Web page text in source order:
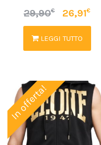
29,90€ 26,91€
LEGGI TUTTO
In offerta!